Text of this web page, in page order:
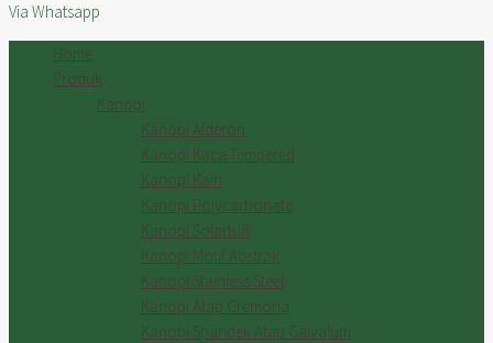
Via Whatsapp
Home
Produk
Kanopi
Kanopi Alderon
Kanopi Kaca Tempered
Kanopi Kain
Kanopi Polycarbonate
Kanopi Solartuff
Kanopi Motif Abstrak
Kanopi Stainless Steel
Kanopi Atap Cremona
Kanopi Spandek Atau Galvalum